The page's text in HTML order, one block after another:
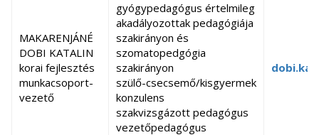
MAKARENJÁNÉ
DOBI KATALIN
korai fejlesztés
munkacsoport-
vezető
gyógypedagógus értelmileg
akadályozottak pedagógiája
szakirányon és
szomatopedgógia
szakirányon
szülő-csecsemő/kisgyermek
konzulens
szakvizsgázott pedagógus
vezetőpedagógus